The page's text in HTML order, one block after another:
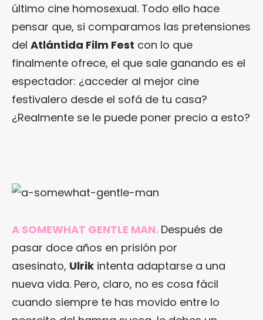
último cine homosexual. Todo ello hace
pensar que, si comparamos las pretensiones
del Atlántida Film Fest con lo que
finalmente ofrece, el que sale ganando es el
espectador: ¿acceder al mejor cine
festivalero desde el sofá de tu casa?
¿Realmente se le puede poner precio a esto?
A SOMEWHAT GENTLE MAN. Después de
pasar doce años en prisión por
asesinato, Ulrik intenta adaptarse a una
nueva vida. Pero, claro, no es cosa fácil
cuando siempre te has movido entre lo